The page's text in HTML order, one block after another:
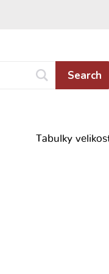
Search
Tabulky